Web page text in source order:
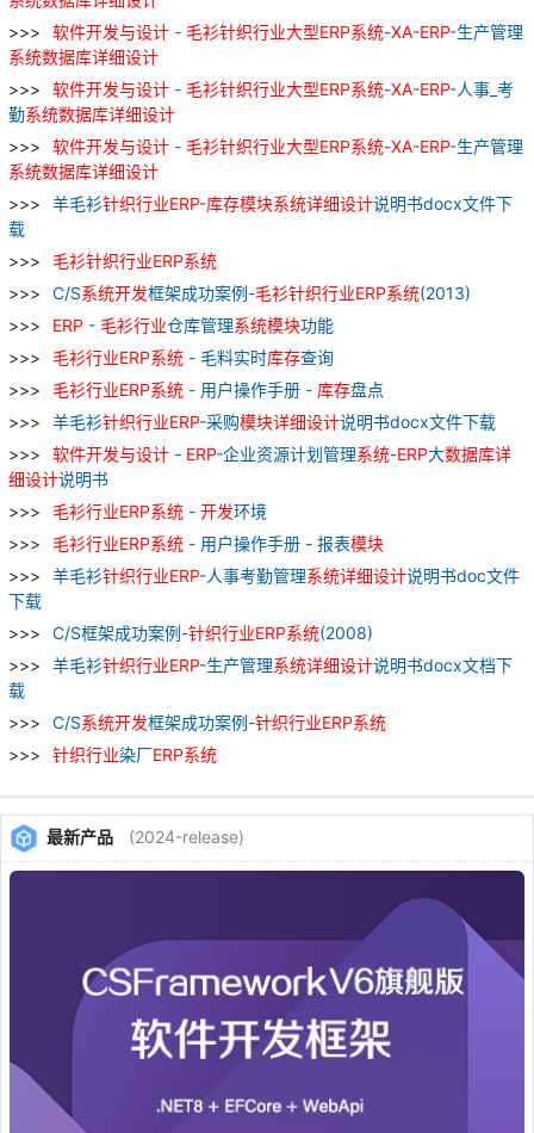
软件开发与设计 - 毛衫针织行业大型ERP系统-XA-ERP-生产管理
系统数据库详细设计
软件开发与设计 - 毛衫针织行业大型ERP系统-XA-ERP-人事_考
勤系统数据库详细设计
软件开发与设计 - 毛衫针织行业大型ERP系统-XA-ERP-生产管理
系统数据库详细设计
羊毛衫针织行业ERP-库存模块系统详细设计说明书docx文件下
载
毛衫针织行业ERP系统
C/S系统开发框架成功案例-毛衫针织行业ERP系统(2013)
ERP - 毛衫行业仓库管理系统模块功能
毛衫行业ERP系统 - 毛料实时库存查询
毛衫行业ERP系统 - 用户操作手册 - 库存盘点
羊毛衫针织行业ERP-采购模块详细设计说明书docx文件下载
软件开发与设计 - ERP-企业资源计划管理系统-ERP大数据库详
细设计说明书
毛衫行业ERP系统 - 开发环境
毛衫行业ERP系统 - 用户操作手册 - 报表模块
羊毛衫针织行业ERP-人事考勤管理系统详细设计说明书doc文件
下载
C/S框架成功案例-针织行业ERP系统(2008)
羊毛衫针织行业ERP-生产管理系统详细设计说明书docx文档下
载
C/S系统开发框架成功案例-针织行业ERP系统
针织行业染厂ERP系统
最新产品 (2024-release)